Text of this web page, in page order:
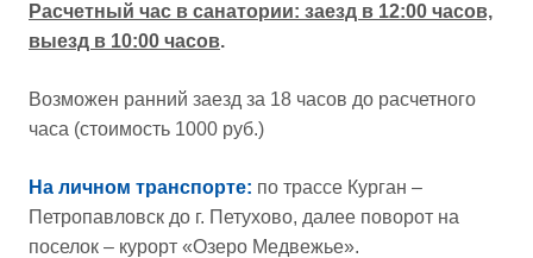
Расчетный час в санатории: заезд в 12:00 часов,
выезд в 10:00 часов.
Возможен ранний заезд за 18 часов до расчетного
часа (стоимость 1000 руб.)
На личном транспорте: по трассе Курган –
Петропавловск до г. Петухово, далее поворот на
поселок – курорт «Озеро Медвежье».